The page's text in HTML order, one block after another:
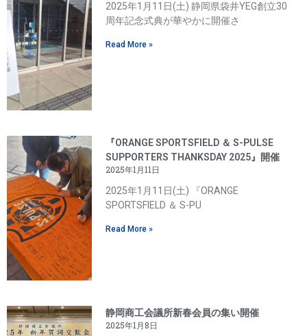
2025年1月11日(土) 静岡県袋井YEG創立30
周年記念式典が華やかに開催さ
Read More »
『ORANGE SPORTSFIELD ＆ S-PULSE
SUPPORTERS THANKSDAY 2025』開催
2025年1月11日
2025年1月11日(土) 『ORANGE
SPORTSFIELD ＆ S-PU
Read More »
静岡商工会議所新春会員の集い開催
2025年1月8日